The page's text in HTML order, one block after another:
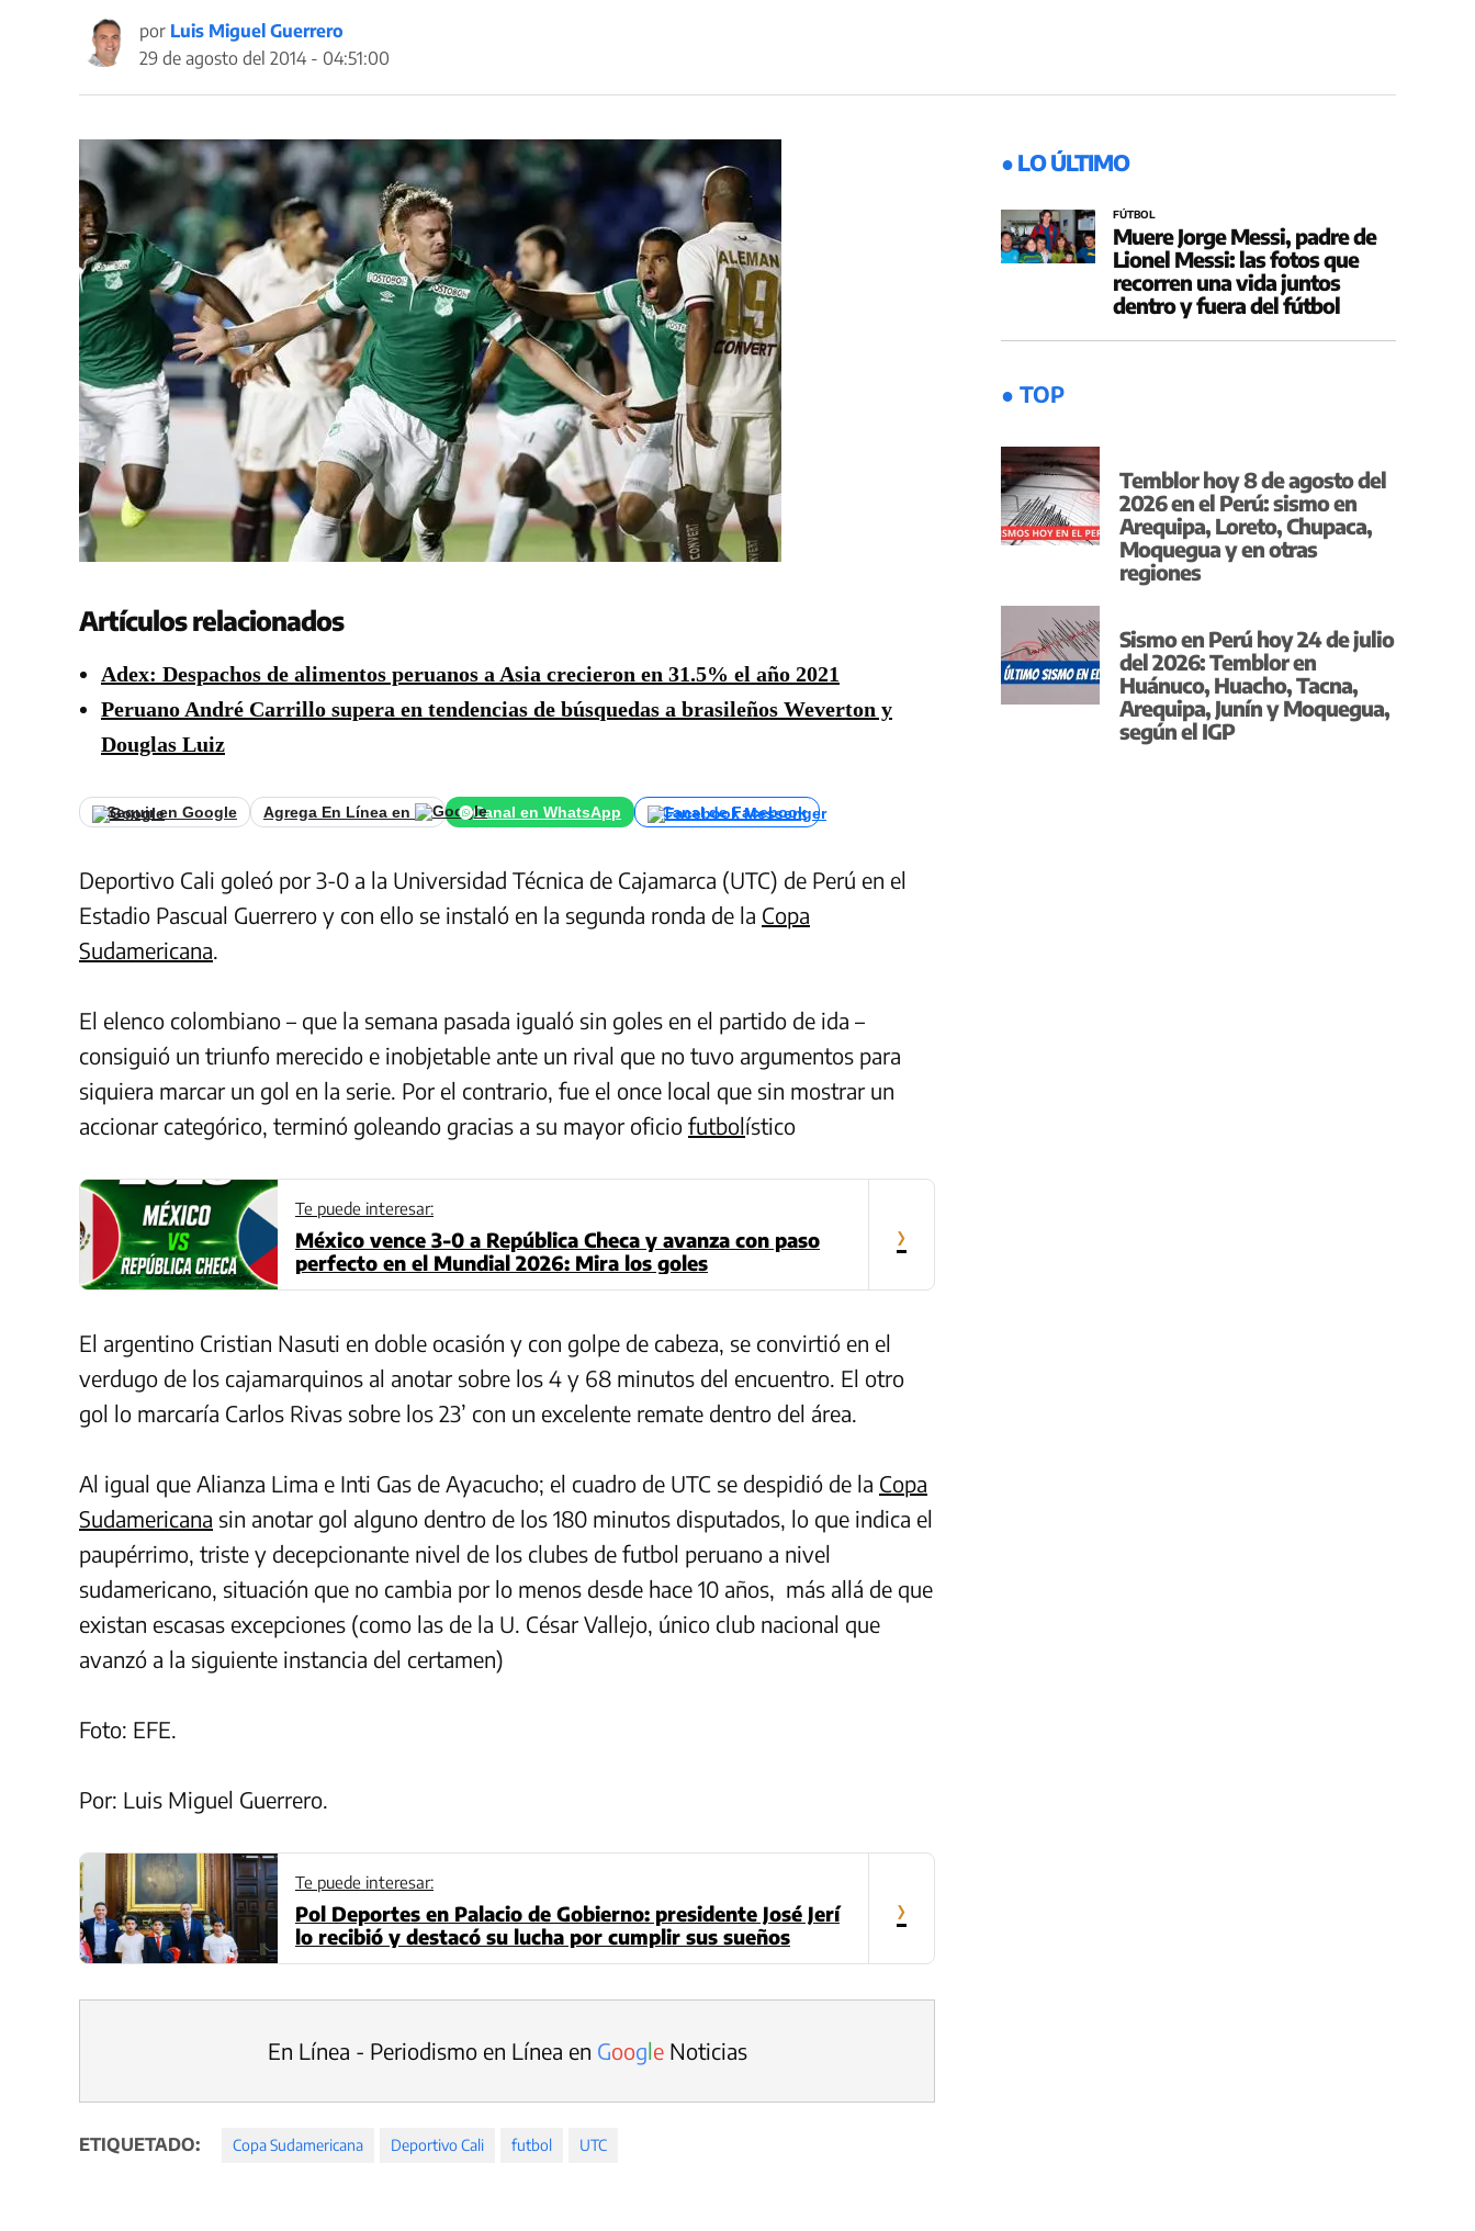
por Luis Miguel Guerrero
29 de agosto del 2014 - 04:51:00
Artículos relacionados
Adex: Despachos de alimentos peruanos a Asia crecieron en 31.5% el año 2021
Peruano André Carrillo supera en tendencias de búsquedas a brasileños Weverton y
Douglas Luiz
Seguir en Google Agrega En Línea en Canal en WhatsApp Canal de Facebook
Deportivo Cali goleó por 3-0 a la Universidad Técnica de Cajamarca (UTC) de Perú en el
Estadio Pascual Guerrero y con ello se instaló en la segunda ronda de la Copa
Sudamericana.
El elenco colombiano – que la semana pasada igualó sin goles en el partido de ida –
consiguió un triunfo merecido e inobjetable ante un rival que no tuvo argumentos para
siquiera marcar un gol en la serie. Por el contrario, fue el once local que sin mostrar un
accionar categórico, terminó goleando gracias a su mayor oficio futbolístico
Te puede interesar:
México vence 3-0 a República Checa y avanza con paso
perfecto en el Mundial 2026: Mira los goles
›
El argentino Cristian Nasuti en doble ocasión y con golpe de cabeza, se convirtió en el
verdugo de los cajamarquinos al anotar sobre los 4 y 68 minutos del encuentro. El otro
gol lo marcaría Carlos Rivas sobre los 23’ con un excelente remate dentro del área.
Al igual que Alianza Lima e Inti Gas de Ayacucho; el cuadro de UTC se despidió de la Copa
Sudamericana sin anotar gol alguno dentro de los 180 minutos disputados, lo que indica el
paupérrimo, triste y decepcionante nivel de los clubes de futbol peruano a nivel
sudamericano, situación que no cambia por lo menos desde hace 10 años, más allá de que
existan escasas excepciones (como las de la U. César Vallejo, único club nacional que
avanzó a la siguiente instancia del certamen)
Foto: EFE.
Por: Luis Miguel Guerrero.
Te puede interesar:
Pol Deportes en Palacio de Gobierno: presidente José Jerí
lo recibió y destacó su lucha por cumplir sus sueños
›
En Línea - Periodismo en Línea en GoogleNoticias
ETIQUETADO: Copa Sudamericana Deportivo Cali futbol UTC
● LO ÚLTIMO
FÚTBOL
Muere Jorge Messi, padre de
Lionel Messi: las fotos que
recorren una vida juntos
dentro y fuera del fútbol
● TOP
Temblor hoy 8 de agosto del
2026 en el Perú: sismo en
Arequipa, Loreto, Chupaca,
Moquegua y en otras
regiones
Sismo en Perú hoy 24 de julio
del 2026: Temblor en
Huánuco, Huacho, Tacna,
Arequipa, Junín y Moquegua,
según el IGP